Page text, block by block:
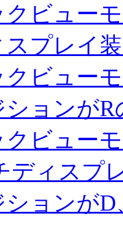
ビュー
プレイ
ビュー
ョンが
ビュー
ディスプ
ションが